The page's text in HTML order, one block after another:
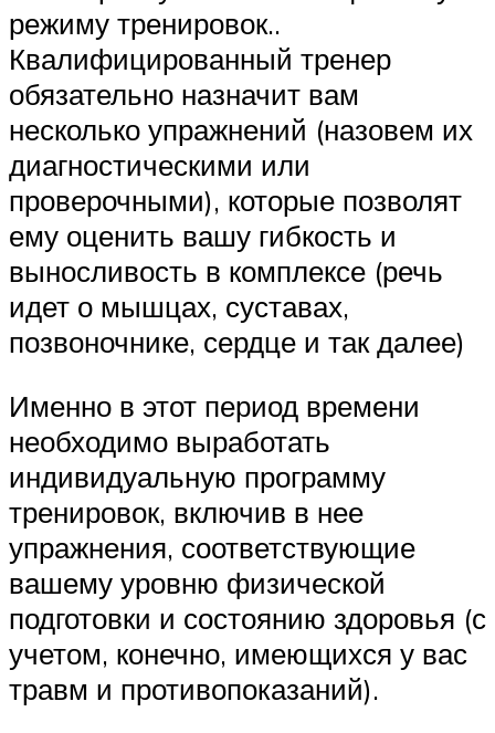
режиму тренировок..
Квалифицированный тренер
обязательно назначит вам
несколько упражнений (назовем их
диагностическими или
проверочными), которые позволят
ему оценить вашу гибкость и
выносливость в комплексе (речь
идет о мышцах, суставах,
позвоночнике, сердце и так далее)
Именно в этот период времени
необходимо выработать
индивидуальную программу
тренировок, включив в нее
упражнения, соответствующие
вашему уровню физической
подготовки и состоянию здоровья (с
учетом, конечно, имеющихся у вас
травм и противопоказаний).